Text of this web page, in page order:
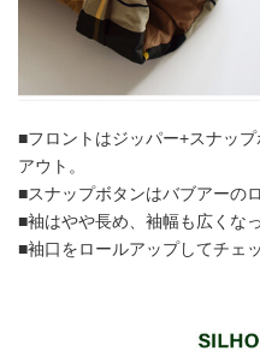
■フロントはジッパー+スナッ
アウト。
■スナップボタンはバブアーの
■袖はやや長め、袖幅も広くな
■袖口をロールアップしてチェ